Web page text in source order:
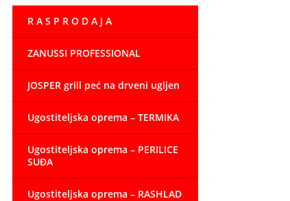
R A S P R O D A J A
ZANUSSI PROFESSIONAL
JOSPER grill peć na drveni ugljen
Ugostiteljska oprema – TERMIKA
Ugostiteljska oprema – PERILICE
SUĐA
Ugostiteljska oprema – RASHLAD